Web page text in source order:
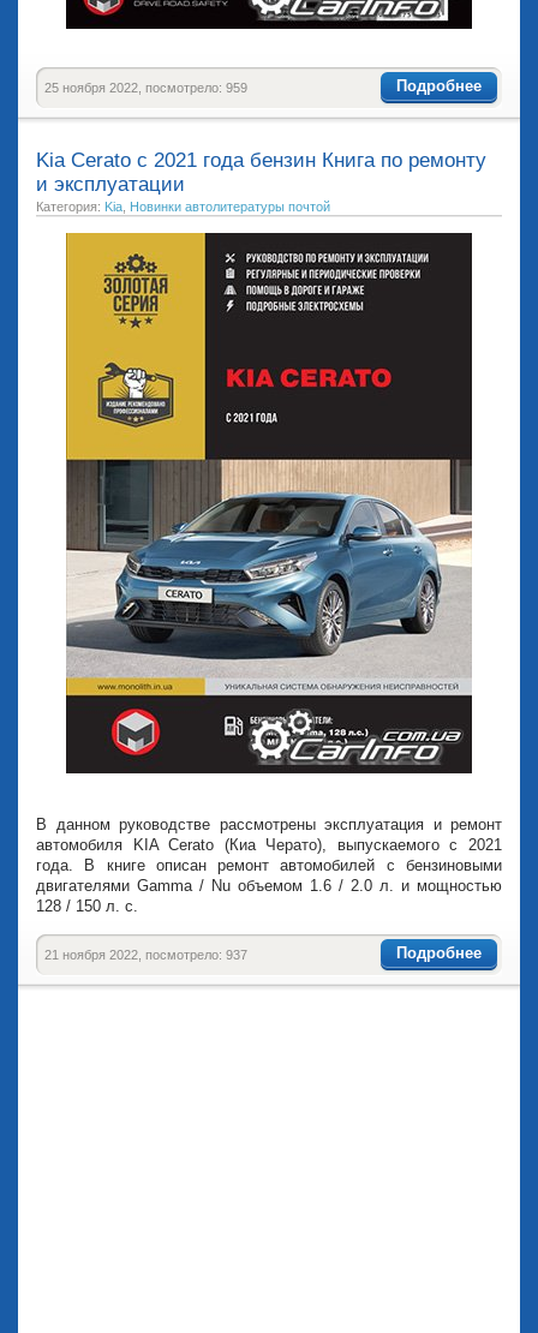
Подробнее
25 ноября 2022, посмотрело: 959
Kia Cerato с 2021 года бензин Книга по ремонту
и эксплуатации
Категория: Kia Новинки автолитературы почтой
В данном руководстве рассмотрены эксплуатация и ремонт
автомобиля KIA Cerato (Киа Черато), выпускаемого с 2021
года. В книге описан ремонт автомобилей с бензиновыми
двигателями Gamma / Nu объемом 1.6 / 2.0 л. и мощностью
128 / 150 л. с.
Подробнее
21 ноября 2022, посмотрело: 937